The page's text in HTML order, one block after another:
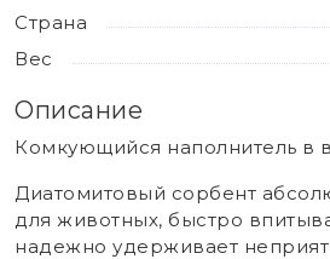
Страна
Вес
Описание
Комкующийся наполнитель в
Диатомитовый сорбент
для животных, быстро
надежно удерживает